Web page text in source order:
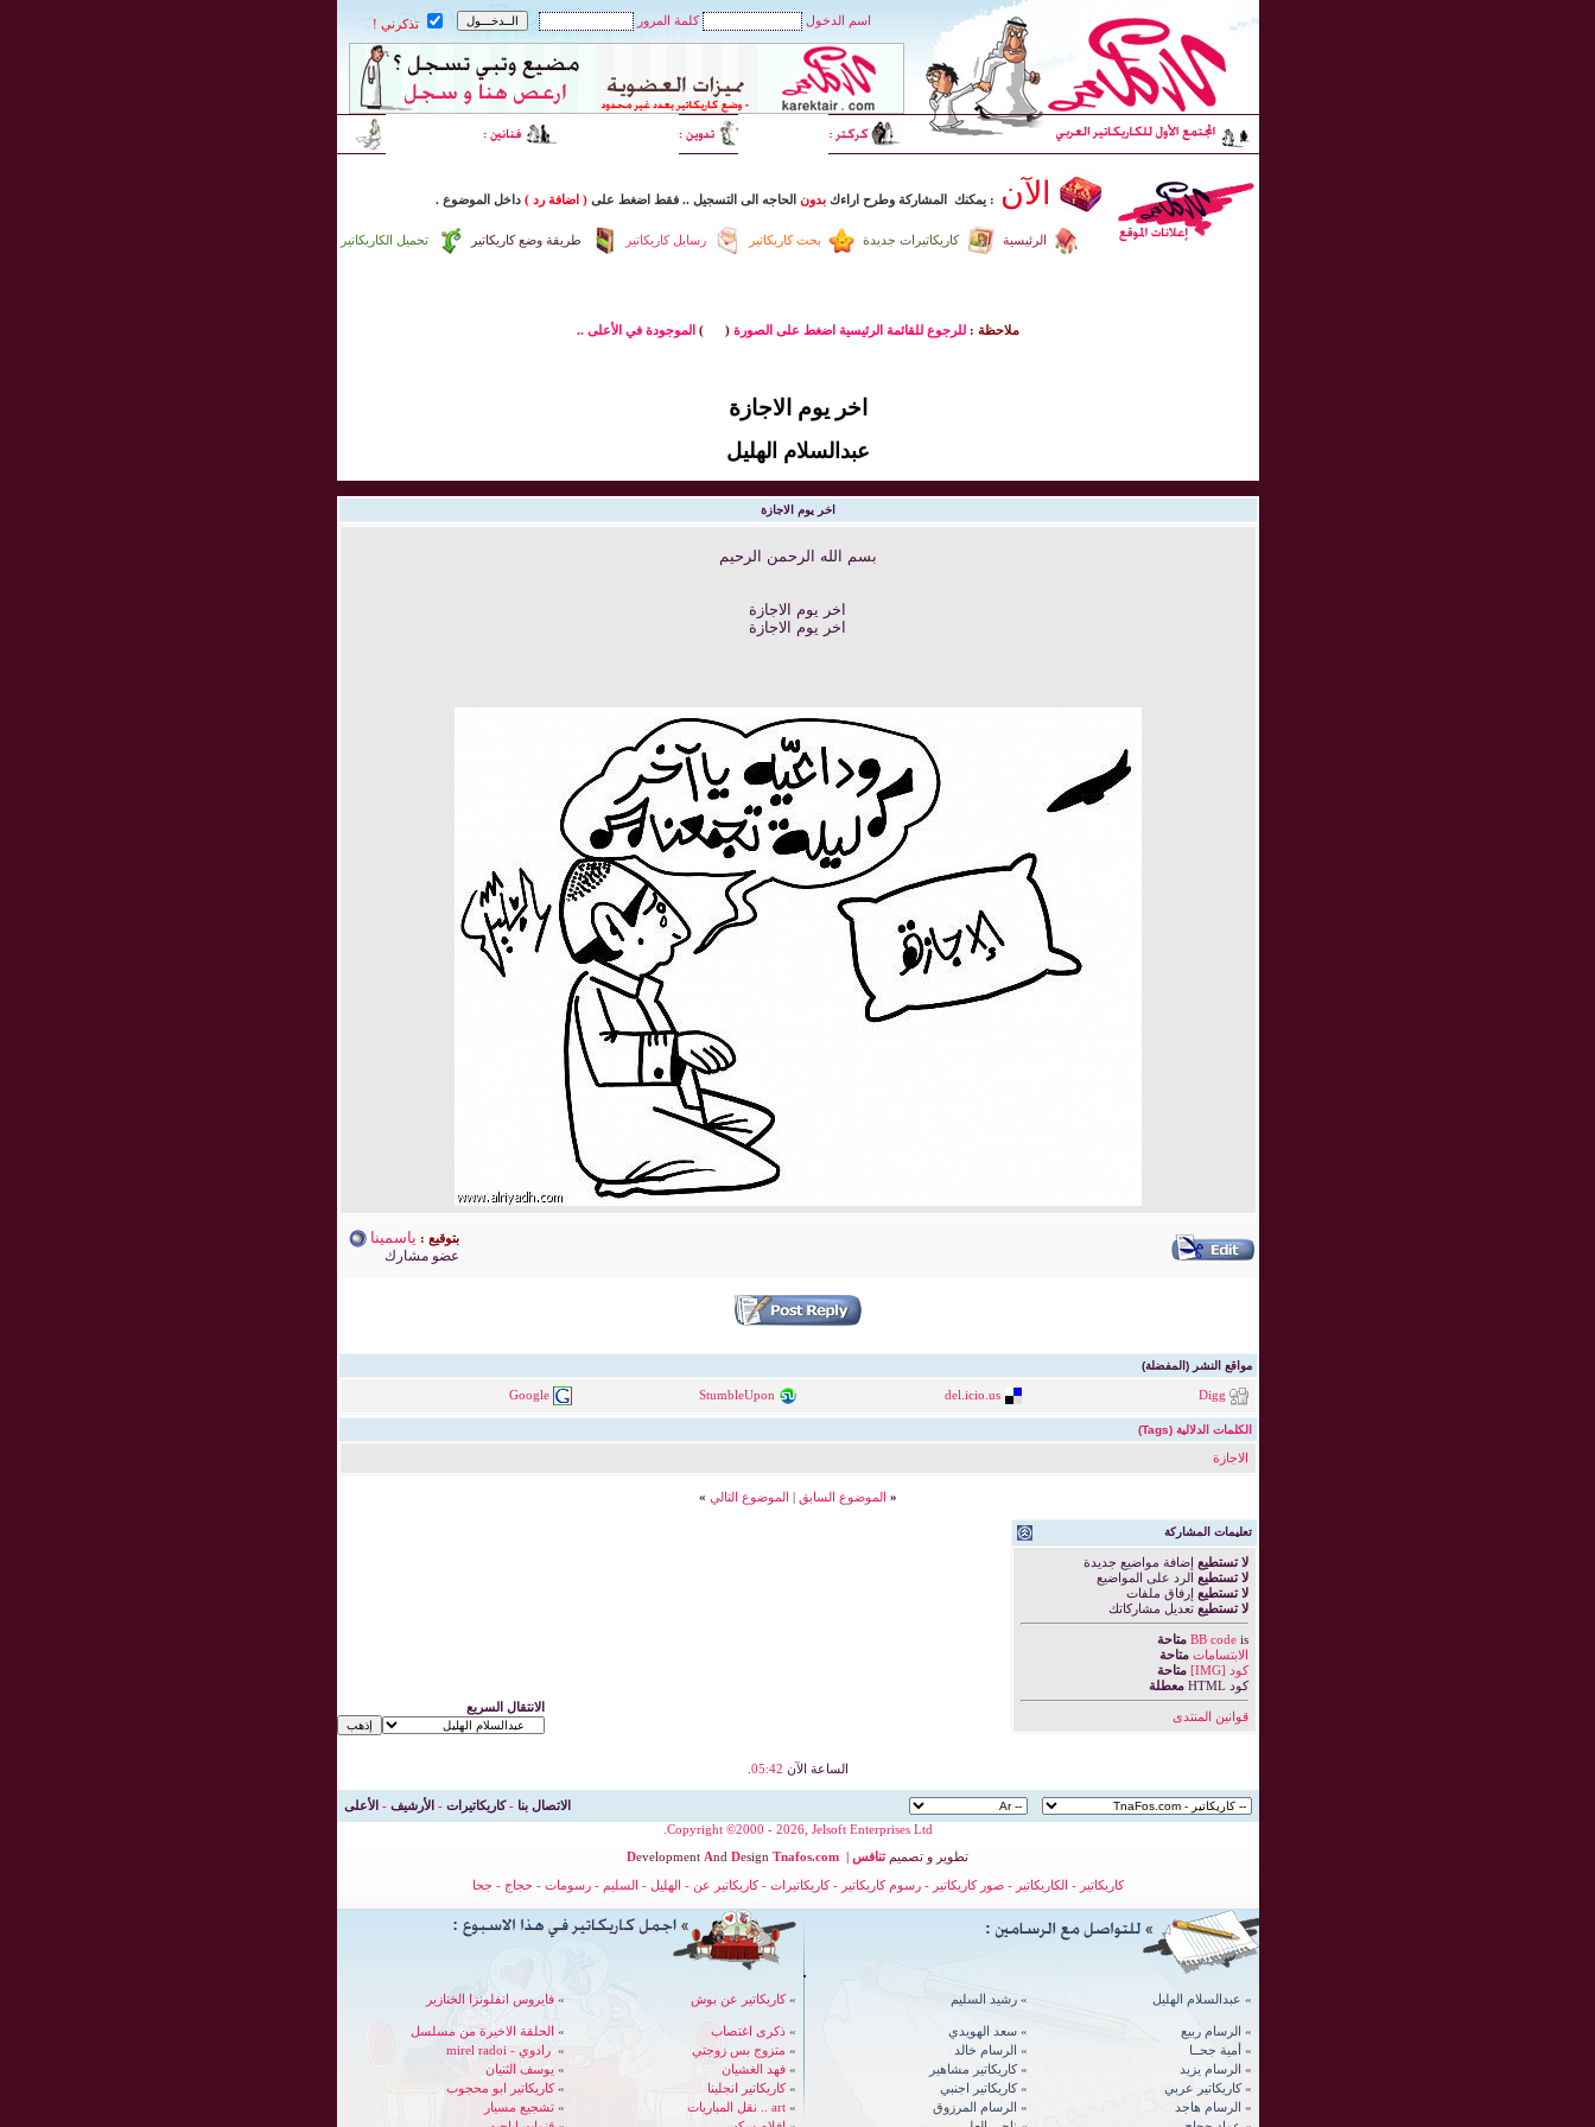
اسم الدخول كلمة المرور تذكرني !
الآن : يمكنك المشاركة وطرح اراءك بدون الحاجه الى التسجيل .. فقط اضغط على ( اضافة رد ) داخل الموضوع .
تحميل الكاريكاتير طريقة وضع كاريكاتير رسايل كاريكاتير بحث كاريكاتير كاريكاتيرات جديدة الرئيسية
ملاحظة : للرجوع للقائمة الرئيسية اضغط على الصورة(
) الموجودة في الأعلى ..
اخر يوم الاجازة
عبدالسلام الهليل
اخر يوم الاجازة
بسم الله الرحمن الرحيم
اخر يوم الاجازة
اخر يوم الاجازة
بتوقيع : ياسمينا
عضو مشارك
مواقع النشر (المفضلة)
Digg
del.icio.us
StumbleUpon
Google
الكلمات الدلالية (Tags)
الاجازة
« الموضوع السابق | الموضوع التالي »
تعليمات المشاركة
لا تستطيع إضافة مواضيع جديدة
لا تستطيع الرد على المواضيع
لا تستطيع إرفاق ملفات
لا تستطيع تعديل مشاركاتك
BB codeis
متاحة
الابتسامات متاحة
كود [IMG]
متاحة
كود HTML
معطلة
قوانين المنتدى
الانتقال السريع
الساعة الآن 05:42
الاتصال بنا -كاريكاتيرات - الأرشيف - الأعلى
Copyright ©2000 - 2026, Jelsoft Enterprises Ltd.
Development And Design Tnafos.com | تطوير و تصميم تنافس
كاريكاتير - الكاريكاتير -صور كاريكاتير - رسوم كاريكاتير -كاريكاتيرات -كاريكاتير عن - الهليل - السليم -رسومات - حجاج - جحا
» فايروس انفلونزا الخنازير » كاريكاتير عن بوش
» الحلقة الاخيرة من مسلسل » ذكرى اغتصاب
» رادوي - mirel radoi » متزوج بس زوجتي
» يوسف الثنيان » فهد الغشيان
» كاريكاتير ابو محجوب » كاريكاتير انجلينا
» تشجيع مسيار » art .. نقل المباريات
» رشيد السليم » عبدالسلام الهليل
» سعد الهويدي » الرسام ربيع
» الرسام خالد » أمية جحــا
» كاريكاتير مشاهير » الرسام يزيد
» كاريكاتير اجنبي » كاريكاتير عربي
» الرسام المرزوق » الرسام هاجد